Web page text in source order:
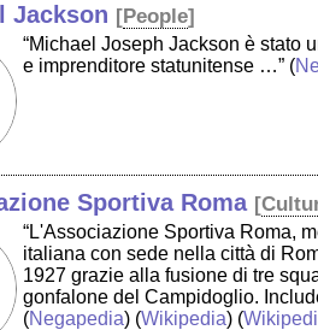
Jackson [People]
“Michael Joseph Jackson è stato
e imprenditore statunitense …” (
Sportiva Roma [
“L'Associazione Sportiva Roma,
italiana con sede nella città di
1927 grazie alla fusione di tre
gonfalone del Campidoglio.
(Negapedia) (Wikipedia) (